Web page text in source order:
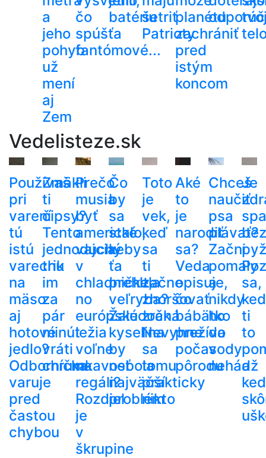
a
jeho
pohyb
už
mení
aj
Zem
čo
spúšťa
fantómové...
batériušetriť
Patrioty
planétu
zachrániť
pred
istým
koncom
Vedelisteze.sk
Používaš
pri
varení
tú
istú
varechu
na
mäso
aj
hotové
jedlo?
Odborníčka
varuje
pred
častou
chybou
Zmäkli
ti
čipsy?
Tento
jednoduchý
trik
im
za
pár
minút
vráti
chrumkavosť
Prečo
musia
byť
americké
vajcia
v
chladničke,
no
európske
ležia
voľne
na
regáli?
Rozdiel
je
v
škrupine
Čo
by
sa
stalo,
keby
ťa
prehltla
veľryba?
Žalúdočná
kyselina
by
nebola
najväčší
problém
Toto
je
vek,
keď
sa
ti
začne
zhoršovať
zrak.
Nevyhne
sa
tomu
prakticky
nikto
Aké
to
je
narodiť
sa?
Veda
opisuje,
čo
bábätko
prežíva
počas
pôrodu
Chceš
naučiť
psa
plávať?
Začni
pomaly
a
nikdy
ho
do
vody
nehádž
Je
bez
sa,
ti
to
a